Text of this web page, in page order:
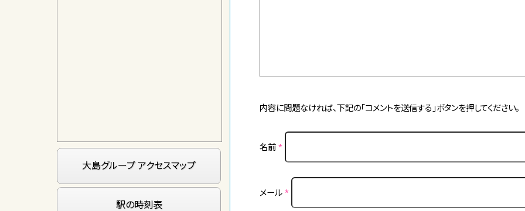
大島グループ アクセスマップ
駅の時刻表
内容に問題なければ、下記の「コメントを送信する」ボタンを押してください。
名前 *
メール *